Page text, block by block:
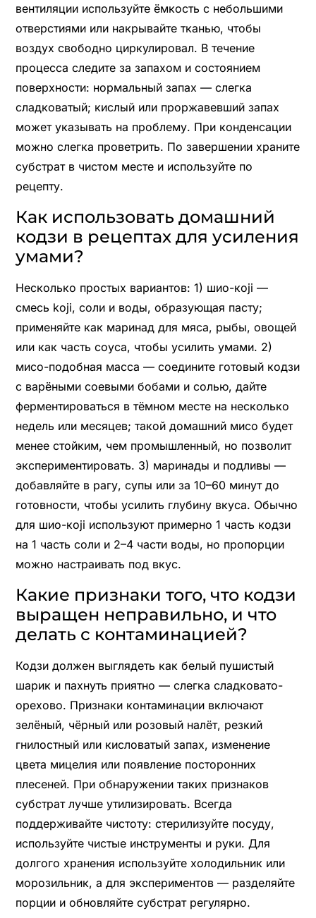
вентиляции используйте ёмкость с небольшими
отверстиями или накрывайте тканью, чтобы
воздух свободно циркулировал. В течение
процесса следите за запахом и состоянием
поверхности: нормальный запах — слегка
сладковатый; кислый или проржавевший запах
может указывать на проблему. При конденсации
можно слегка проветрить. По завершении храните
субстрат в чистом месте и используйте по
рецепту.
Как использовать домашний
кодзи в рецептах для усиления
умами?
Несколько простых вариантов: 1) шио-коji —
смесь koji, соли и воды, образующая пасту;
применяйте как маринад для мяса, рыбы, овощей
или как часть соуса, чтобы усилить умами. 2)
мисо-подобная масса — соедините готовый кодзи
с варёными соевыми бобами и солью, дайте
ферментироваться в тёмном месте на несколько
недель или месяцев; такой домашний мисо будет
менее стойким, чем промышленный, но позволит
экспериментировать. 3) маринады и подливы —
добавляйте в рагу, супы или за 10–60 минут до
готовности, чтобы усилить глубину вкуса. Обычно
для шио-коji используют примерно 1 часть кодзи
на 1 часть соли и 2–4 части воды, но пропорции
можно настраивать под вкус.
Какие признаки того, что кодзи
выращен неправильно, и что
делать с контаминацией?
Кодзи должен выглядеть как белый пушистый
шарик и пахнуть приятно — слегка сладковато-
орехово. Признаки контаминации включают
зелёный, чёрный или розовый налёт, резкий
гнилостный или кисловатый запах, изменение
цвета мицелия или появление посторонних
плесеней. При обнаружении таких признаков
субстрат лучше утилизировать. Всегда
поддерживайте чистоту: стерилизуйте посуду,
используйте чистые инструменты и руки. Для
долгого хранения используйте холодильник или
морозильник, а для экспериментов — разделяйте
порции и обновляйте субстрат регулярно.